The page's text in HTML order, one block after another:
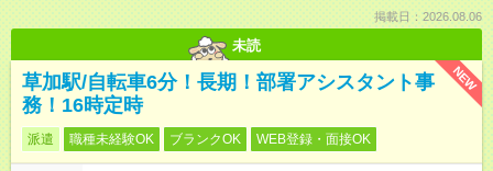
掲載日：2026.08.06
未読
NEW
草加駅/自転車6分！長期！部署アシスタント事
務！16時定時
派遣 職種未経験OK ブランクOK WEB登録・面接OK